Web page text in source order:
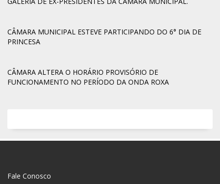
CÂMARA MUNICIPAL ESTEVE PARTICIPANDO DO 6° DIA DE
PRINCESA
CÂMARA ALTERA O HORÁRIO PROVISÓRIO DE
FUNCIONAMENTO NO PERÍODO DA ONDA ROXA
Fale Conosco